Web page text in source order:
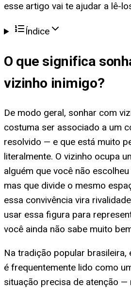
esse artigo vai te ajudar a lê-
Índice
O que significa
vizinho inimigo?
De modo geral, sonhar com
costuma ser associado a um
resolvido — e que está muito
literalmente. O vizinho ocupa
alguém que você não
mas que divide o mesmo
essa convivência vira
usar essa figura para
você ainda não sabe muito
Na tradição popular brasileira,
é frequentemente lido como
situação precisa de atenção —